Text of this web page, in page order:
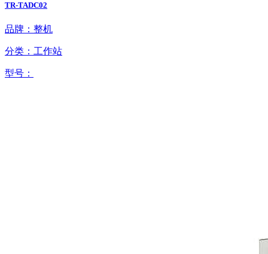
TR-TADC02
品牌：整机
分类：工作站
型号：